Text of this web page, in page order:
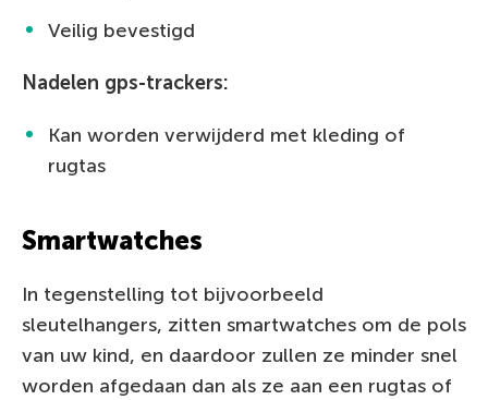
Veilig bevestigd
Nadelen gps-trackers:
Kan worden verwijderd met kleding of
rugtas
Smartwatches
In tegenstelling tot bijvoorbeeld
sleutelhangers, zitten smartwatches om de pols
van uw kind, en daardoor zullen ze minder snel
worden afgedaan dan als ze aan een rugtas of